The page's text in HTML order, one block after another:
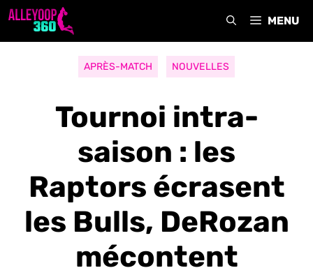
Aller
MENU
APRÈS-MATCH NOUVELLES
Tournoi intra-
saison : les
Raptors écrasent
les Bulls, DeRozan
mécontent